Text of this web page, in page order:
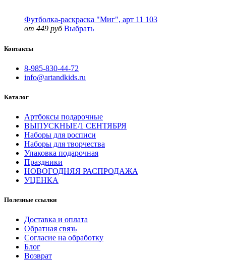
Футболка-раскраска "Миг", арт 11 103
от 449 руб Выбрать
Контакты
8-985-830-44-72
info@artandkids.ru
Каталог
Артбоксы подарочные
ВЫПУСКНЫЕ/1 СЕНТЯБРЯ
Наборы для росписи
Наборы для творчества
Упаковка подарочная
Праздники
НОВОГОДНЯЯ РАСПРОДАЖА
УЦЕНКА
Полезные ссылки
Доставка и оплата
Обратная связь
Согласие на обработку
Блог
Возврат